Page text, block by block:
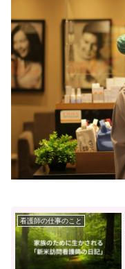
看護師の仕事のこと